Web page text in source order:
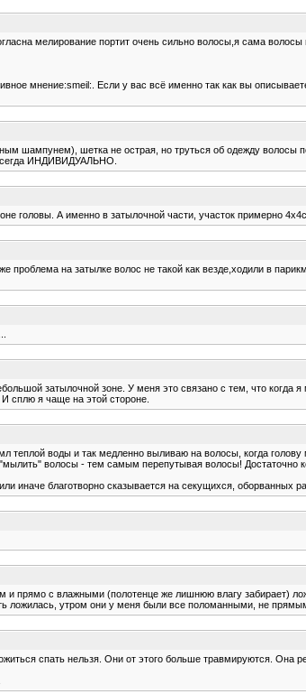
мелирование портит очень сильно волосы,я сама волосы
мнение:smeil:. Если у вас всё именно так как вы
шампунем), шетка не острая, но труться об одежду волосы
ИНДИВИДУАЛЬНО.
головы. А именно в затылочной части, участок примерно
на затылке волос не такой как везде,ходили в
затылочной зоне. У меня это связано с тем, что
сплю я чаще на этой стороне.
воды и так медленно выливаю на волосы, когда голову
волосы - тем самым перепутывая волосы! Достаточно
иначе благотворно сказывается на секущихся, оборванных
прямо с влажными (полотенце же лишнюю влагу забирает)
ложилась, утром они у меня были все поломанными, не
спать нельзя. Они от этого больше травмируются. Она